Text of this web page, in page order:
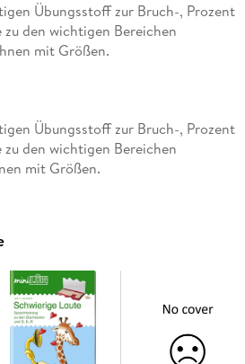
Übungsstoff zur Bruch-, Prozent
den wichtigen Bereichen
mit Größen.
Übungsstoff zur Bruch-, Prozent
den wichtigen Bereichen
mit Größen.